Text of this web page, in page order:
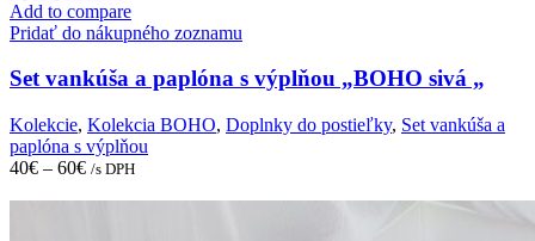
has
multiple
The
options
may
be
chosen
the
Add to compare
Pridať do nákupného zoznamu
Set vankúša a paplóna s výplňou „BOHO sivá „
Kolekcie, Kolekcia BOHO, Doplnky do postieľky, Set vankúša a
paplóna s výplňou
40€ – 60€ /s DPH